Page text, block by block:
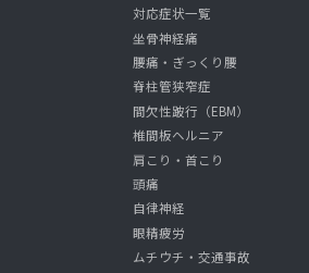
対応症状一覧
坐骨神経痛
腰痛・ぎっくり腰
脊柱管狭窄症
間欠性跛行（EBM）
椎間板ヘルニア
肩こり・首こり
頭痛
自律神経
眼精疲労
ムチウチ・交通事故